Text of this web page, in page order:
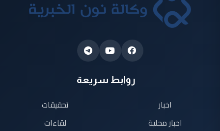
روابط سريعة
اخبار
اخبار محلية
تحقيقات
لقاءات